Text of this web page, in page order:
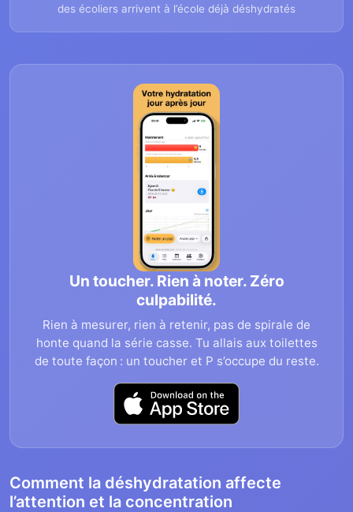
des écoliers arrivent à l’école déjà déshydratés
Un toucher. Rien à noter. Zéro
culpabilité.
Rien à mesurer, rien à retenir, pas de spirale de
honte quand la série casse. Tu allais aux toilettes
de toute façon : un toucher et P s’occupe du reste.
Comment la déshydratation affecte
l’attention et la concentration